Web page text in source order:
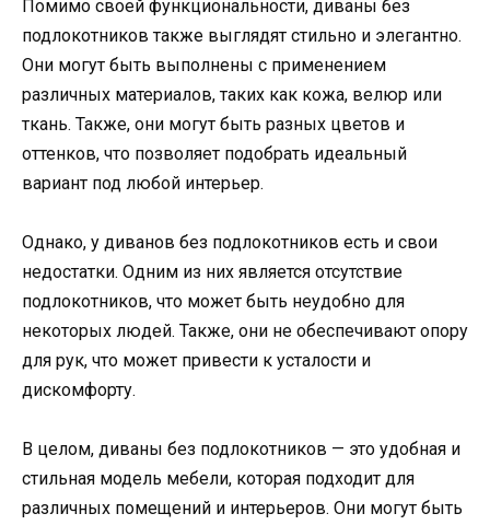
Помимо своей функциональности, диваны без
подлокотников также выглядят стильно и элегантно.
Они могут быть выполнены с применением
различных материалов, таких как кожа, велюр или
ткань. Также, они могут быть разных цветов и
оттенков, что позволяет подобрать идеальный
вариант под любой интерьер.
Однако, у диванов без подлокотников есть и свои
недостатки. Одним из них является отсутствие
подлокотников, что может быть неудобно для
некоторых людей. Также, они не обеспечивают опору
для рук, что может привести к усталости и
дискомфорту.
В целом, диваны без подлокотников — это удобная и
стильная модель мебели, которая подходит для
различных помещений и интерьеров. Они могут быть